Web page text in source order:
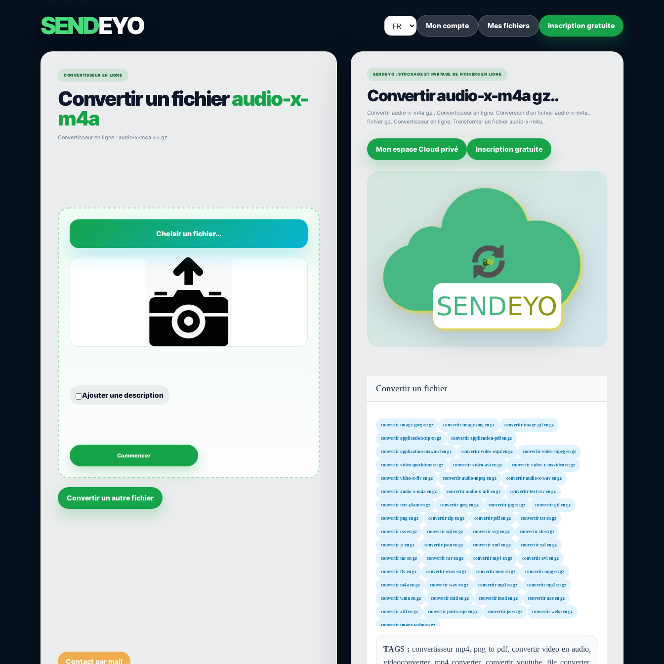
SENDEYO Mon compte Mes fichiers Inscription gratuite
CONVERTISSEUR EN LIGNE
Convertir un fichieraudio-x-
m4a
Convertisseur en ligne : audio-x-m4a ⇔ gz
Choisir un fichier...
Ajouter une description
Convertir un autre fichier
Contact par mail
SENDEYO : STOCKAGE ET PARTAGE DE FICHIERS EN LIGNE
Convertir audio-x-m4a gz..
Convertir audio-x-m4a gz.. Convertisseur en ligne. Conversion d'un fichier audio-x-m4a..
fichier gz. Convertisseur en ligne. Transformer un fichier audio-x-m4a..
Mon espace Cloud privé Inscription gratuite
Convertir un fichier
convertir image-jpeg en gz convertir image-png en gz convertir image-gif en gz
convertir application-zip en gz convertir application-pdf en gz
convertir application-msword en gz convertir video-mp4 en gz convertir video-mpeg en gz
convertir video-quicktime en gz convertir video-avi en gz convertir video-x-msvideo en gz
convertir video-x-flv en gz convertir audio-mpeg en gz convertir audio-x-wav en gz
convertir audio-x-m4a en gz convertir audio-x-aiff en gz convertir text-csv en gz
convertir text-plain en gz convertir jpeg en gz convertir jpg en gz convertir gif en gz
convertir png en gz convertir zip en gz convertir pdf en gz convertir txt en gz
convertir css en gz convertir sql en gz convertir svg en gz convertir sh en gz
convertir js en gz convertir json en gz convertir xml en gz convertir xsl en gz
convertir tar en gz convertir rar en gz convertir mp4 en gz convertir avi en gz
convertir flv en gz convertir wmv en gz convertir mov en gz convertir mpg en gz
convertir m4a en gz convertir wav en gz convertir mp3 en gz convertir mp2 en gz
convertir wma en gz convertir mid en gz convertir mod en gz convertir aac en gz
convertir aiff en gz convertir postscript en gz convertir ps en gz convertir webp en gz
convertir image-webp en gz
TAGS : convertisseur mp4, png to pdf, convertir video en audio,